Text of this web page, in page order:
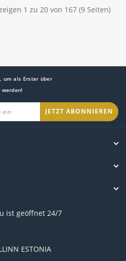
1 zu 20 von 167 (9 Seiten)
um als Erster über
JETZT ABONNIEREN
ist geöffnet 24/7
ESTONIA